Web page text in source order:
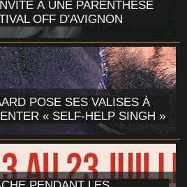
À UNE PARENTHÈSE
OFF D'AVIGNON
POSE SES VALISES À
« SELF-HELP SINGH »